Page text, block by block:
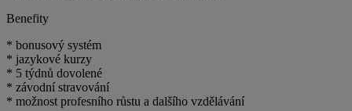
Benefity
* bonusový systém
* jazykové kurzy
* 5 týdnů dovolené
* závodní stravování
* možnost profesního růstu a dalšího vzdělávání